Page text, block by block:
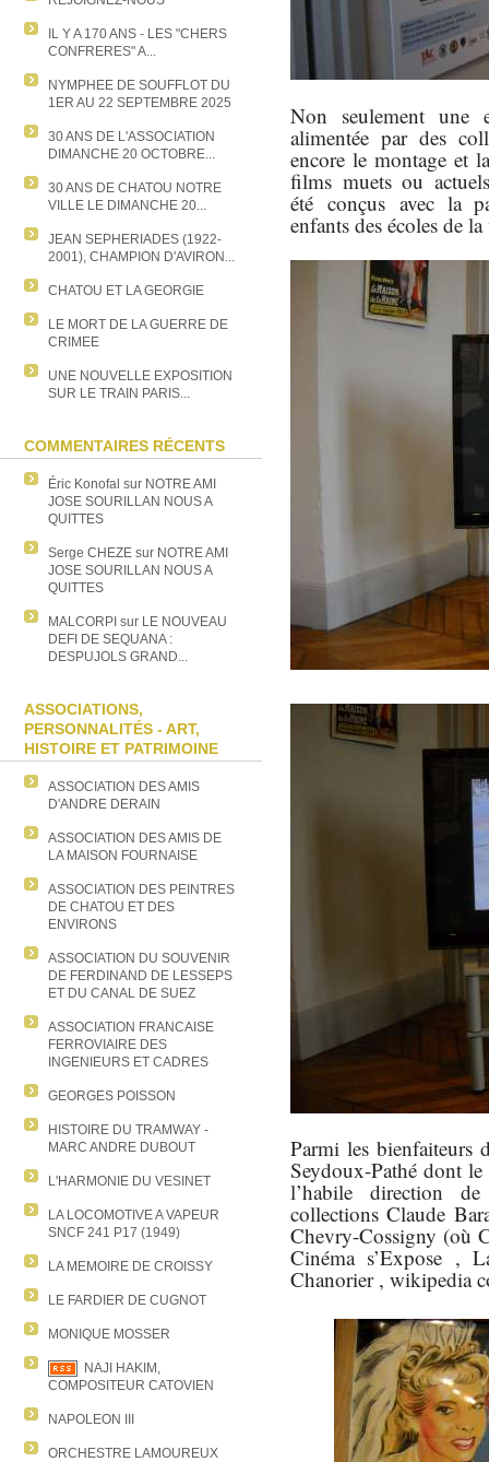
IL Y A 170 ANS - LES "CHERS
CONFRERES" A...
NYMPHEE DE SOUFFLOT DU
1ER AU 22 SEPTEMBRE 2025
30 ANS DE L'ASSOCIATION
DIMANCHE 20 OCTOBRE...
30 ANS DE CHATOU NOTRE
VILLE LE DIMANCHE 20...
JEAN SEPHERIADES (1922-
2001), CHAMPION D'AVIRON...
CHATOU ET LA GEORGIE
LE MORT DE LA GUERRE DE
CRIMEE
UNE NOUVELLE EXPOSITION
SUR LE TRAIN PARIS...
COMMENTAIRES RÉCENTS
Éric Konofal sur NOTRE AMI
JOSE SOURILLAN NOUS A
QUITTES
Serge CHEZE sur NOTRE AMI
JOSE SOURILLAN NOUS A
QUITTES
MALCORPI sur LE NOUVEAU
DEFI DE SEQUANA :
DESPUJOLS GRAND...
ASSOCIATIONS,
PERSONNALITÉS - ART,
HISTOIRE ET PATRIMOINE
ASSOCIATION DES AMIS
D'ANDRE DERAIN
ASSOCIATION DES AMIS DE
LA MAISON FOURNAISE
ASSOCIATION DES PEINTRES
DE CHATOU ET DES
ENVIRONS
ASSOCIATION DU SOUVENIR
DE FERDINAND DE LESSEPS
ET DU CANAL DE SUEZ
ASSOCIATION FRANCAISE
FERROVIAIRE DES
INGENIEURS ET CADRES
GEORGES POISSON
HISTOIRE DU TRAMWAY -
MARC ANDRE DUBOUT
L'HARMONIE DU VESINET
LA LOCOMOTIVE A VAPEUR
SNCF 241 P17 (1949)
LA MEMOIRE DE CROISSY
LE FARDIER DE CUGNOT
MONIQUE MOSSER
NAJI HAKIM,
COMPOSITEUR CATOVIEN
NAPOLEON III
ORCHESTRE LAMOUREUX
Non seulement une
alimentée par des
encore le montage et
films muets ou
été conçus avec la
enfants des écoles de
Parmi les bienfaiteurs
Seydoux-Pathé dont
l’habile direction
collections Claude
Chevry-Cossigny (où
Cinéma s’Expose ,
Chanorier , wikipedia